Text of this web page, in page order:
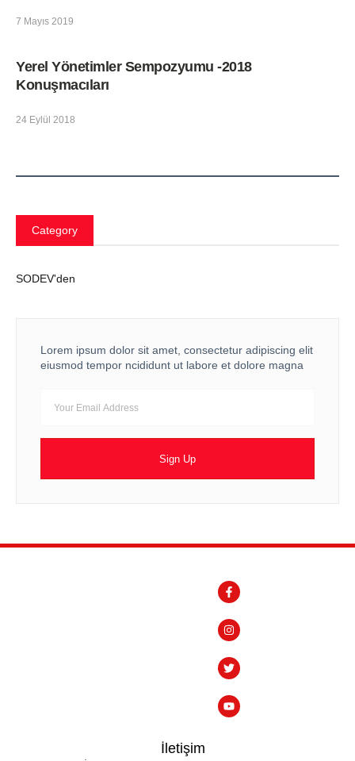
7 Mayıs 2019
Yerel Yönetimler Sempozyumu -2018
Konuşmacıları
24 Eylül 2018
Category
SODEV'den
Lorem ipsum dolor sit amet, consectetur adipiscing elit
eiusmod tempor ncididunt ut labore et dolore magna
Sign Up
İletişim